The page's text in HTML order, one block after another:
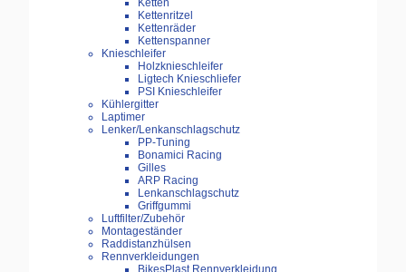
Ketten
Kettenritzel
Kettenräder
Kettenspanner
Knieschleifer
Holzknieschleifer
Ligtech Knieschliefer
PSI Knieschleifer
Kühlergitter
Laptimer
Lenker/Lenkanschlagschutz
PP-Tuning
Bonamici Racing
Gilles
ARP Racing
Lenkanschlagschutz
Griffgummi
Luftfilter/Zubehör
Montageständer
Raddistanzhülsen
Rennverkleidungen
BikesPlast Rennverkleidung